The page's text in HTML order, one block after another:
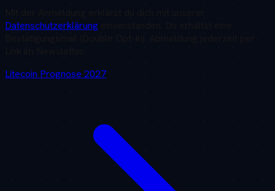
Datenschutzerklärung
Litecoin Prognose 2027